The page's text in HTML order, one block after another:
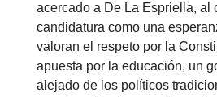
acercado a De La Espriella, al
candidatura como una
valoran el respeto por la
apuesta por la educación, un
alejado de los políticos